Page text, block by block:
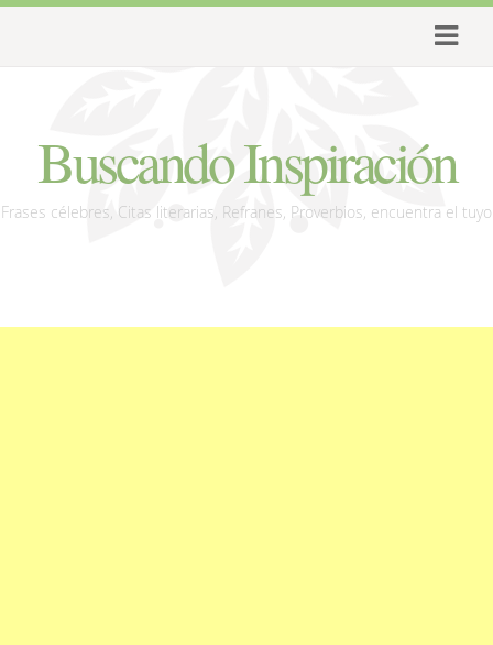
Buscando Inspiración
Frases célebres, Citas literarias, Refranes, Proverbios, encuentra el tuyo